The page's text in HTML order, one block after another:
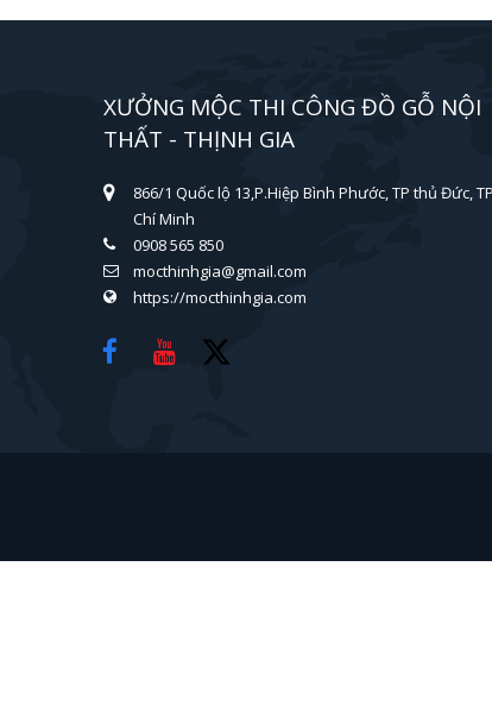
XƯỞNG MỘC THI CÔNG ĐỒ GỖ NỘI
THẤT - THỊNH GIA
866/1 Quốc lộ 13,P.Hiệp Bình Phước, TP thủ Đức,
Chí Minh
0908 565 850
mocthinhgia@gmail.com
https://mocthinhgia.com